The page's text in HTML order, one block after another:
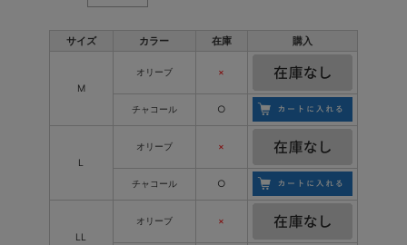
サイズ カラー 在庫 購入
M
オリーブ ×
チャコール ○
L
オリーブ ×
チャコール ○
LL
オリーブ ×